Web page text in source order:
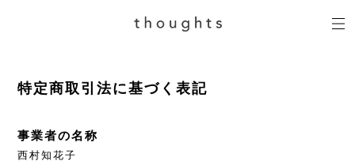
特定商取引法に基づく表記
事業者の名称
西村知花子